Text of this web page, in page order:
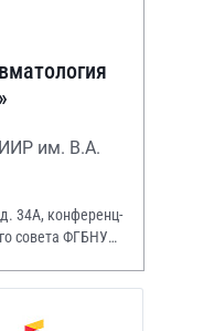
им. В.А.
34А, конференц-
совета ФГБНУ